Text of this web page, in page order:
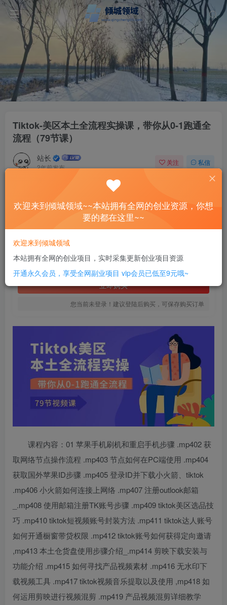
Tiktok-美区本土全流程实操课，带你从0-1跑通全
流程（79节课）
站长
2年前发布
关注 私信
Tiktok-美区本土全流程实操课，带你从0-1跑通全流程（79节课）
此内容为付费资源，请付费后查看
SVIP全站会员 免费
立即购买
您当前未登录！建议登陆后购买，可保存购买订单
课程内容：01 苹果手机刷机和重启手机步骤 .mp402 获
取网络节点操作流程 .mp403 节点如何在PC端使用 .mp404
获取国外苹果ID步骤 .mp405 登录ID并下载小火箭、tiktok
.mp406 小火箭如何连接上网络 .mp407 注册outlook邮箱
_.mp408 使用邮箱注册TK账号步骤 .mp409 tiktok美区选品技
巧 .mp410 tiktok短视频账号封装方法 .mp411 tiktok达人账号
如何开通橱窗带贷权限 .mp412 tiktok账号如何获得定向邀请
,mp413 本土仓货盘使用步骤介绍_.mp414 剪映下载安装与
功能介绍 .mp415 如何寻找产品视频素材 .mp416 无水印下
载视频工具 .mp417 tiktok视频音乐提取以及使用 ,mp418 如
何运用剪映进行视频混剪 .mp419 产品视频混剪详细教学
欢迎来到倾城领域~~本站拥有全网的创业资源，你想
要的都在这里~~
欢迎来到倾城领域
本站拥有全网的创业项目，实时采集更新创业项目资源
开通永久会员，享受全网副业项目 vip会员已低至9元哦~